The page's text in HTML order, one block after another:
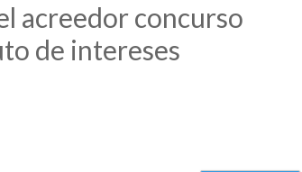
acreedor concurso
de intereses